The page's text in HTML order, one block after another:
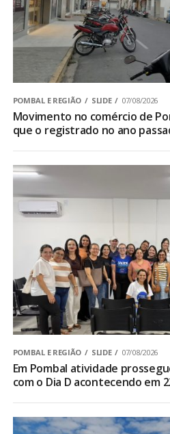
POMBAL E REGIÃO SLIDE 07/08/2026
Movimento no comércio de
que o registrado no ano
POMBAL E REGIÃO SLIDE 07/08/2026
Em Pombal atividade
com o Dia D acontecendo em